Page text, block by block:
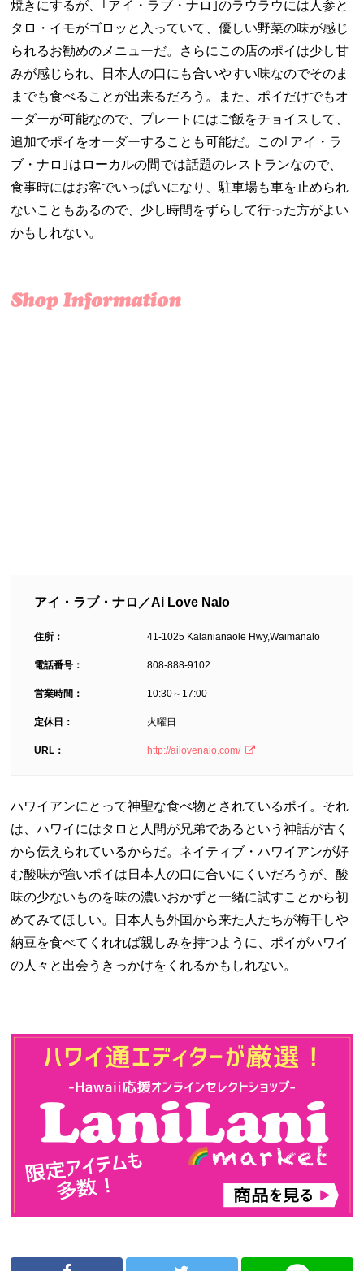
焼きにするが、｢アイ・ラブ・ナロ｣のラウラウには人参と
タロ・イモがゴロッと入っていて、優しい野菜の味が感じ
られるお勧めのメニューだ。さらにこの店のポイは少し甘
みが感じられ、日本人の口にも合いやすい味なのでそのま
までも食べることが出来るだろう。また、ポイだけでもオ
ーダーが可能なので、プレートにはご飯をチョイスして、
追加でポイをオーダーすることも可能だ。この｢アイ・ラ
ブ・ナロ｣はローカルの間では話題のレストランなので、
食事時にはお客でいっぱいになり、駐車場も車を止められ
ないこともあるので、少し時間をずらして行った方がよい
かもしれない。
アイ・ラブ・ナロ／Ai Love Nalo
住所： 41-1025 Kalanianaole Hwy,Waimanalo
電話番号： 808-888-9102
営業時間： 10:30～17:00
定休日： 火曜日
URL： http://ailovenalo.com/
ハワイアンにとって神聖な食べ物とされているポイ。それ
は、ハワイにはタロと人間が兄弟であるという神話が古く
から伝えられているからだ。ネイティブ・ハワイアンが好
む酸味が強いポイは日本人の口に合いにくいだろうが、酸
味の少ないものを味の濃いおかずと一緒に試すことから初
めてみてほしい。日本人も外国から来た人たちが梅干しや
納豆を食べてくれれば親しみを持つように、ポイがハワイ
の人々と出会うきっかけをくれるかもしれない。